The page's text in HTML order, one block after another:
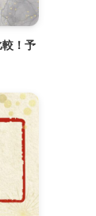
！予